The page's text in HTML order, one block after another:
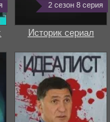
2 сезон 8 серия
Историк сериал